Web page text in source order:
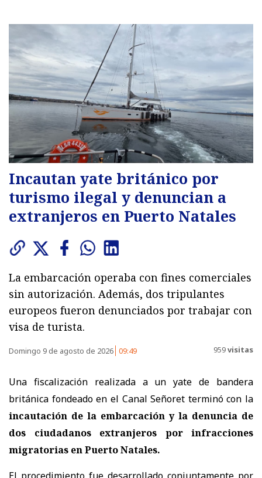
Incautan yate británico por
turismo ilegal y denuncian a
extranjeros en Puerto Natales
La embarcación operaba con fines comerciales
sin autorización. Además, dos tripulantes
europeos fueron denunciados por trabajar con
visa de turista.
Domingo 9 de agosto de 2026 09:49 959visitas
Una fiscalización realizada a un yate de bandera
británica fondeado en el Canal Señoret terminó con la
incautación de la embarcación y la denuncia de
dos ciudadanos extranjeros por infracciones
migratorias en Puerto Natales.